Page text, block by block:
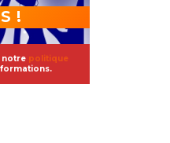
notre politique